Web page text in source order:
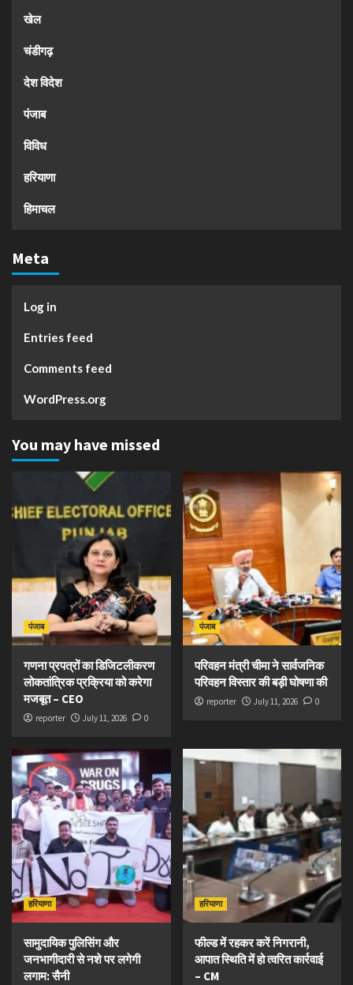
खेल
चंडीगढ़
देश विदेश
पंजाब
विविध
हरियाणा
हिमाचल
Meta
Log in
Entries feed
Comments feed
WordPress.org
You may have missed
पंजाब
गणना प्रपत्रों का डिजिटलीकरण
लोकतांत्रिक प्रक्रिया को करेगा
मजबूत – CEO
reporter July 11, 2026 0
पंजाब
परिवहन मंत्री चीमा ने सार्वजनिक
परिवहन विस्तार की बड़ी घोषणा की
reporter July 11, 2026 0
हरियाणा
सामुदायिक पुलिसिंग और
जनभागीदारी से नशे पर लगेगी
लगाम: सैनी
हरियाणा
फील्ड में रहकर करें निगरानी,
आपात स्थिति में हो त्वरित कार्रवाई
– CM